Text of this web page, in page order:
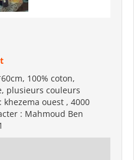
100% coton,
plusieurs couleurs
ouest , 4000
: Mahmoud Ben